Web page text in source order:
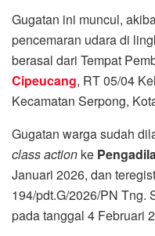
Gugatan ini muncul,
pencemaran udara di
berasal dari Tempat
Cipeucang, RT 05/04
Kecamatan Serpong,
Gugatan warga sudah
class action ke
Januari 2026, dan
194/pdt.G/2026/PN Tng.
pada tanggal 4 Februari